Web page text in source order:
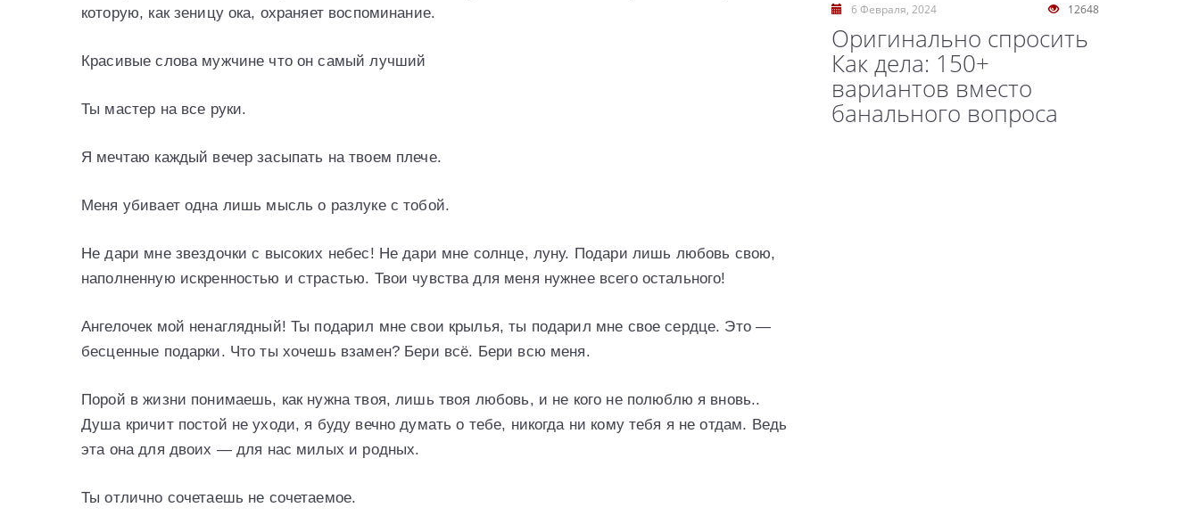
которую, как зеницу ока, охраняет воспоминание.
Красивые слова мужчине что он самый лучший
Ты мастер на все руки.
Я мечтаю каждый вечер засыпать на твоем плече.
Меня убивает одна лишь мысль о разлуке с тобой.
Не дари мне звездочки с высоких небес! Не дари мне солнце, луну. Подари лишь любовь свою,
наполненную искренностью и страстью. Твои чувства для меня нужнее всего остального!
Ангелочек мой ненаглядный! Ты подарил мне свои крылья, ты подарил мне свое сердце. Это —
бесценные подарки. Что ты хочешь взамен? Бери всё. Бери всю меня.
Порой в жизни понимаешь, как нужна твоя, лишь твоя любовь, и не кого не полюблю я вновь..
Душа кричит постой не уходи, я буду вечно думать о тебе, никогда ни кому тебя я не отдам. Ведь
эта она для двоих — для нас милых и родных.
Ты отлично сочетаешь не сочетаемое.
12648
6 Февраля, 2024
Оригинально спросить
Как дела: 150+
вариантов вместо
банального вопроса